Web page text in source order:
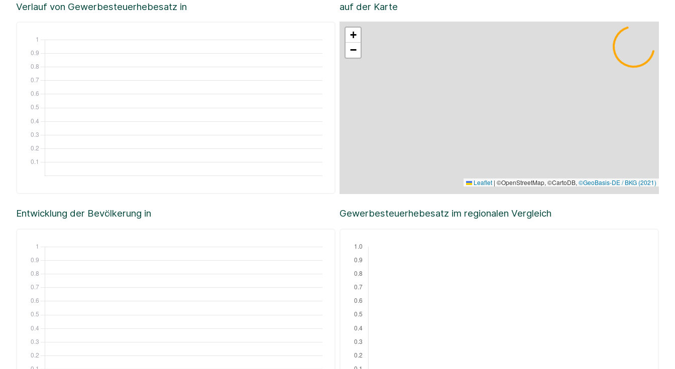
Verlauf von Gewerbesteuerhebesatz in auf der Karte
+
−
Leaflet | ©OpenStreetMap, ©CartoDB, ©GeoBasis-DE / BKG (2021)
Entwicklung der Bevölkerung in Gewerbesteuerhebesatz im regionalen Vergleich